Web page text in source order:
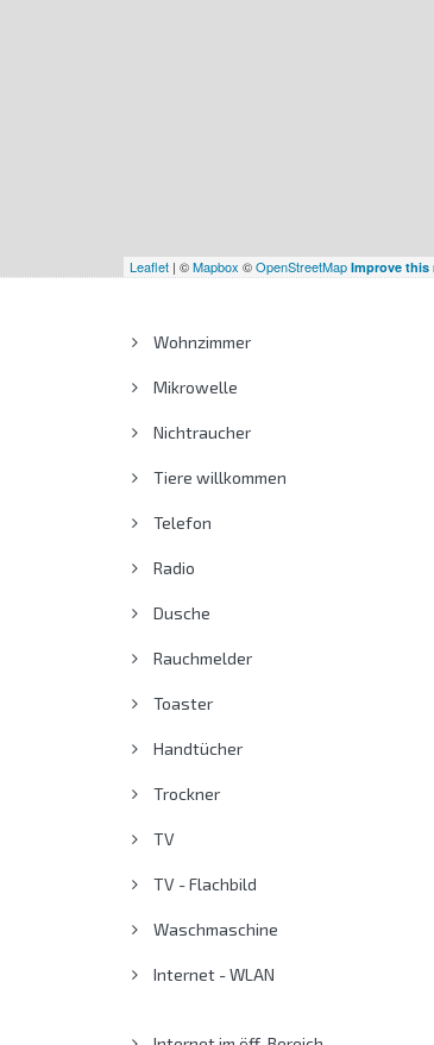
Leaflet | ©Mapbox ©OpenStreetMap Improve this
Wohnzimmer
Mikrowelle
Nichtraucher
Tiere willkommen
Telefon
Radio
Dusche
Rauchmelder
Toaster
Handtücher
Trockner
TV
TV - Flachbild
Waschmaschine
Internet - WLAN